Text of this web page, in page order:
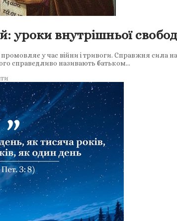
уроки внутрішньої
у час війни і тривоги. Справжня сила
справедливо називають батьком…